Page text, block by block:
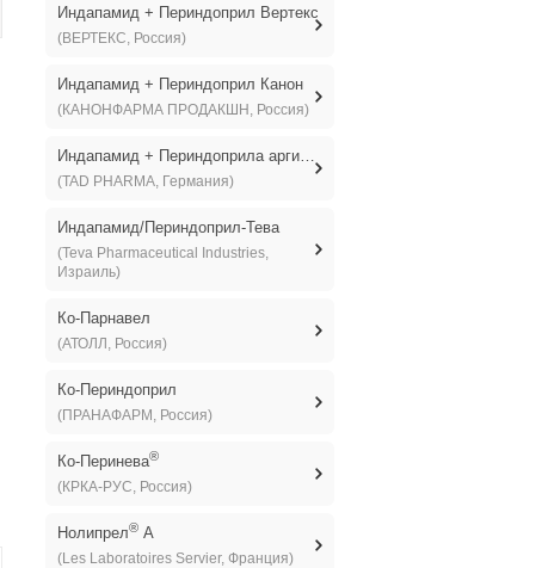
Индапамид + Периндоприл Вертекс
(ВЕРТЕКС, Россия)
Индапамид + Периндоприл Канон
(КАНОНФАРМА ПРОДАКШН, Россия)
Индапамид + Периндоприла аргинин-тад
(TAD PHARMA, Германия)
Индапамид/Периндоприл-Тева
(Teva Pharmaceutical Industries,
Израиль)
Ко-Парнавел
(АТОЛЛ, Россия)
Ко-Периндоприл
(ПРАНАФАРМ, Россия)
Ко-Перинева®
(КРКА-РУС, Россия)
Нолипрел®А
(Les Laboratoires Servier, Франция)